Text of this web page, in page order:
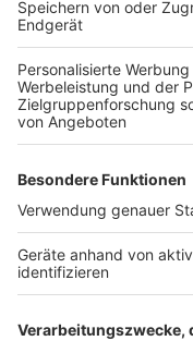
Die Sondersendung
gezeigt, wie
Politik und
Mit Gesprächen,
NRW konnten die
bewegen.
Anzeige